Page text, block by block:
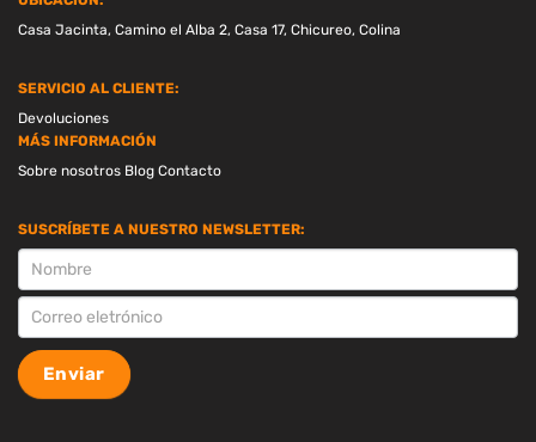
Casa Jacinta, Camino el Alba 2, Casa 17, Chicureo, Colina
SERVICIO AL CLIENTE:
Devoluciones
MÁS INFORMACIÓN
Sobre nosotros Blog Contacto
SUSCRÍBETE A NUESTRO NEWSLETTER:
SUSCRIPCION
Enviar